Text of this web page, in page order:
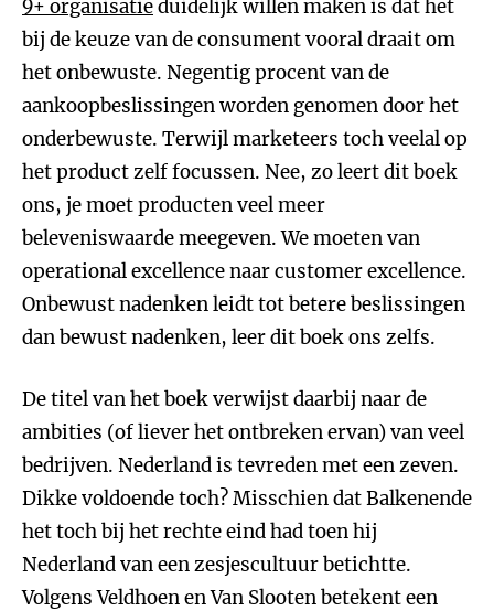
9+ organisatieduidelijk willen maken is dat het
bij de keuze van de consument vooral draait om
het onbewuste. Negentig procent van de
aankoopbeslissingen worden genomen door het
onderbewuste. Terwijl marketeers toch veelal op
het product zelf focussen. Nee, zo leert dit boek
ons, je moet producten veel meer
beleveniswaarde meegeven. We moeten van
operational excellence naar customer excellence.
Onbewust nadenken leidt tot betere beslissingen
dan bewust nadenken, leer dit boek ons zelfs.
De titel van het boek verwijst daarbij naar de
ambities (of liever het ontbreken ervan) van veel
bedrijven. Nederland is tevreden met een zeven.
Dikke voldoende toch? Misschien dat Balkenende
het toch bij het rechte eind had toen hij
Nederland van een zesjescultuur betichtte.
Volgens Veldhoen en Van Slooten betekent een